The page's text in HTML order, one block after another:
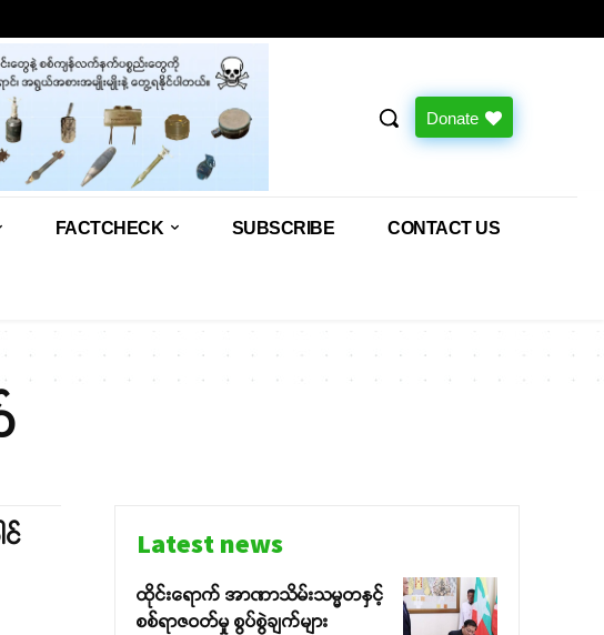
Donate
FACTCHECK SUBSCRIBE CONTACT US
Latest news
ထိုင်းရောက် အာဏာသိမ်းသမ္မတနှင့်
စစ်ရာဇဝတ်မှု စွပ်စွဲချက်များ